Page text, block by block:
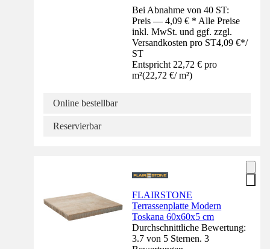
Bei Abnahme von 40 ST:
Preis — 4,09 € * Alle Preise
inkl. MwSt. und ggf. zzgl.
Versandkosten pro ST4,09 €*/
ST
Entspricht 22,72 € pro
m²(22,72 €/ m²)
Online bestellbar
Reservierbar
FLAIRSTONE
Terrassenplatte Modern
Toskana 60x60x5 cm
Durchschnittliche Bewertung:
3.7 von 5 Sternen. 3